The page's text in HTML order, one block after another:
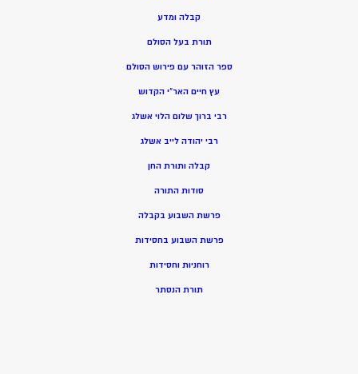
קבלה ומדע
תורת בעל הסולם
ספר הזוהר עם פירוש הסולם
עץ חיים האר”י הקדוש
רבי ברוך שלום הלוי אשלג
רבי יהודה לייב אשלג
קבלה ותורת החן
סודות התורה
פרשת השבוע בקבלה
פרשת השבוע בחסידות
רוחניות וחסידות
תורת הנסתר